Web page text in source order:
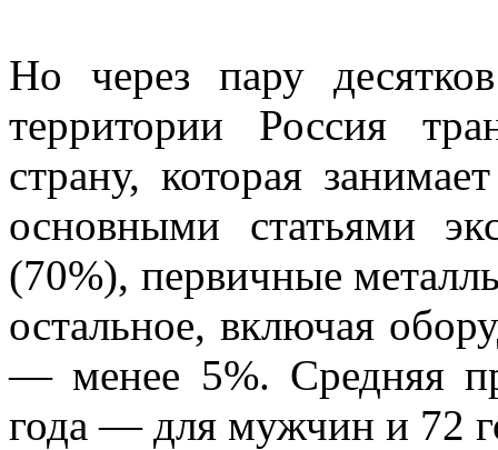
Но через пару
территории Россия
страну, которая
основными статьями
(70%), первичные
остальное, включая
— менее 5%. Средняя
года — для мужчин и 72